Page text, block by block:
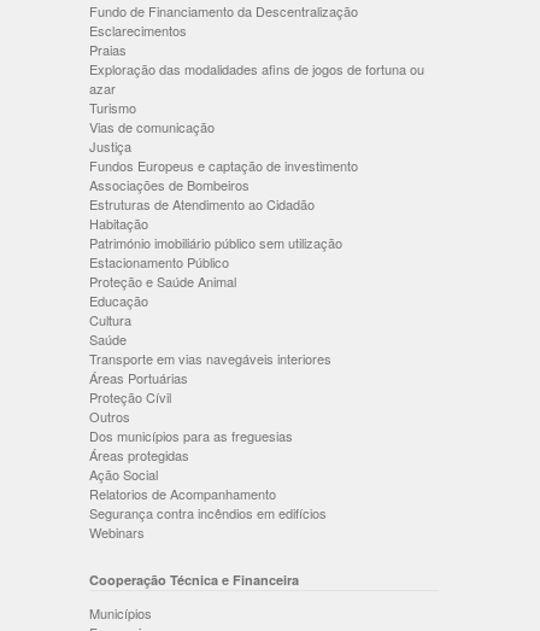
Fundo de Financiamento da Descentralização
Esclarecimentos
Praias
Exploração das modalidades afins de jogos de fortuna ou
azar
Turismo
Vias de comunicação
Justiça
Fundos Europeus e captação de investimento
Associações de Bombeiros
Estruturas de Atendimento ao Cidadão
Habitação
Património imobiliário público sem utilização
Estacionamento Público
Proteção e Saúde Animal
Educação
Cultura
Saúde
Transporte em vias navegáveis interiores
Áreas Portuárias
Proteção Cívil
Outros
Dos municípios para as freguesias
Áreas protegidas
Ação Social
Relatorios de Acompanhamento
Segurança contra incêndios em edifícios
Webinars
Cooperação Técnica e Financeira
Municípios